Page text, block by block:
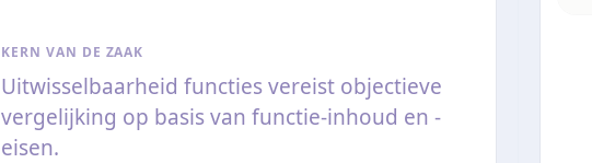
KERN VAN DE ZAAK
Uitwisselbaarheid functies vereist objectieve
vergelijking op basis van functie-inhoud en -
eisen.